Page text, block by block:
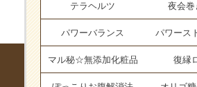
テラヘルツ 夜会巻
パワーバランス パワース
マル秘☆無添加化粧品 復縁